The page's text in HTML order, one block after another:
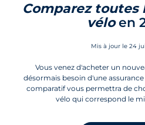
Comparez toutes
véloen
Mis à jour le 24
Vous venez d'acheter un
désormais besoin d'une
comparatif vous permettra de
vélo qui correspond le